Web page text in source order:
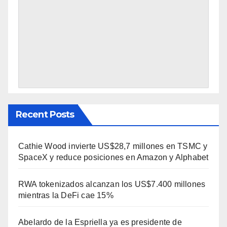
Recent Posts
Cathie Wood invierte US$28,7 millones en TSMC y
SpaceX y reduce posiciones en Amazon y Alphabet
RWA tokenizados alcanzan los US$7.400 millones
mientras la DeFi cae 15%
Abelardo de la Espriella ya es presidente de